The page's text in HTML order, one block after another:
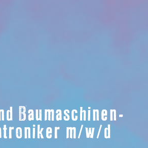
Baumaschinen-
m/w/d